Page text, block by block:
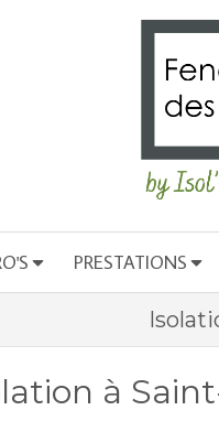
PRESTATIONS
à